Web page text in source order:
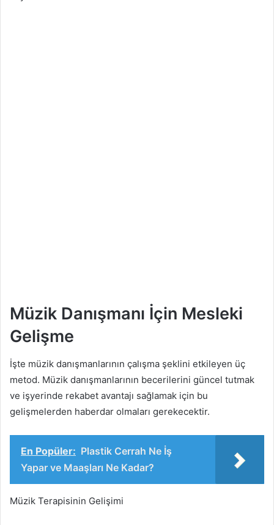
Müzik Danışmanı İçin Mesleki
Gelişme
İşte müzik danışmanlarının çalışma şeklini etkileyen üç
metod. Müzik danışmanlarının becerilerini güncel tutmak
ve işyerinde rekabet avantajı sağlamak için bu
gelişmelerden haberdar olmaları gerekecektir.
En Popüler: Plastik Cerrah Ne İş
Yapar ve Maaşları Ne Kadar?
Müzik Terapisinin Gelişimi